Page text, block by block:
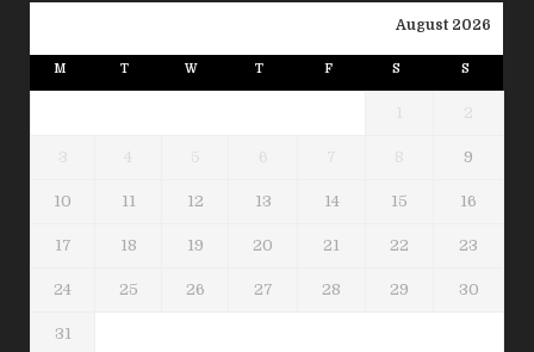
August 2026
M T W T F S S
1 2
3 4 5 6 7 8 9
10 11 12 13 14 15 16
17 18 19 20 21 22 23
24 25 26 27 28 29 30
31